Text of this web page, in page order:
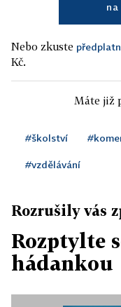
Nebo zkuste
Kč.
Máte již
#školství
#vzdělávání
Rozrušily vás
Rozptylte
hádankou